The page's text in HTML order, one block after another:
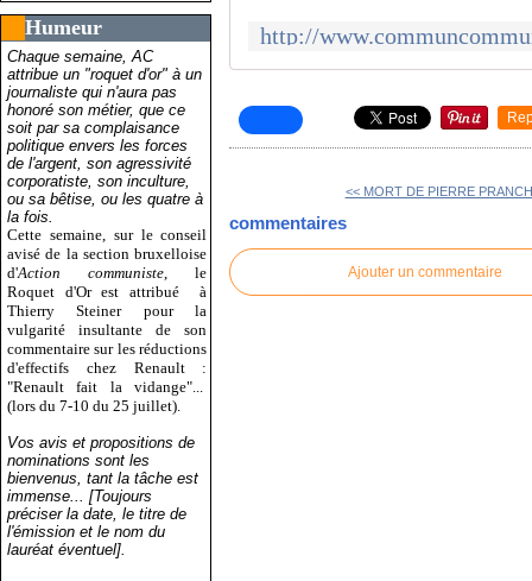
Humeur
Chaque semaine, AC
attribue un "roquet d'or" à un
journaliste qui n'aura pas
honoré son métier, que ce
soit par sa complaisance
politique envers les forces
de l'argent, son agressivité
corporatiste, son inculture,
ou sa bêtise, ou les quatre à
la fois.
Cette semaine, sur le conseil
avisé de la section bruxelloise
d'Action communiste , le
Roquet d'Or est attribué
à
Thierry Steiner pour la
vulgarité insultante de son
commentaire sur les réductions
d'effectifs chez Renault :
"Renault fait la vidange"...
(lors du 7-10 du 25 juillet).
Vos avis et propositions de
nominations sont les
bienvenus, tant la tâche est
immense... [Toujours
préciser la date, le titre de
l'émission et le nom du
lauréat éventuel].
<< MORT DE PIERRE
commentaires
Ajouter un commentaire